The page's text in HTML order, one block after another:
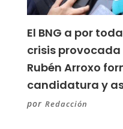
El BNG a por
crisis provocada
Rubén Arroxo
candidatura y
por Redacción